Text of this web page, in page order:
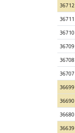
36712
36711
36710
36709
36708
36707
36699
36690
36680
36639